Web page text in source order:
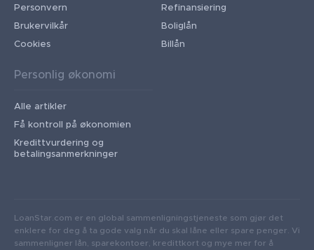
Personvern
Brukervilkår
Cookies
Refinansiering
Boliglån
Billån
Personlig økonomi
Alle artikler
Få kontroll på økonomien
Kredittvurdering og
betalingsanmerkninger
LoanStar.com er en global sammenligningstjeneste som gjør det
enklere for deg å ta gode valg når du skal låne eller spare penger. Vi
sammenligner lån, sparekontoer, kredittkort og mye mer for å